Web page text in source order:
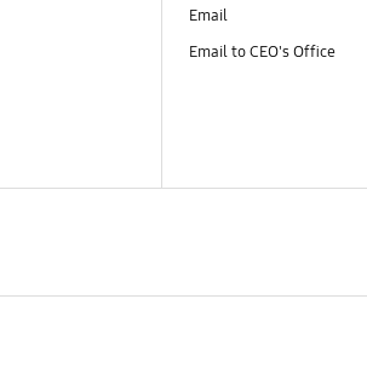
Email
Email to CEO's Office